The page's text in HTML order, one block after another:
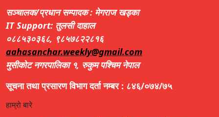
सञ्चालक/प्रधान सम्पादक : मेगराज खड्का
IT Support: तुलसी दाहाल
०८८५३०३६८, ९८५७८२२८१६
aahasanchar.weekly@gmail.com
मुसीकोट नगरपालिका १, रुकुम पश्चिम नेपाल
सूचना तथा प्रसारण विभाग दर्ता नम्बर : ८४६/०७४/७५
हाम्रो बारे